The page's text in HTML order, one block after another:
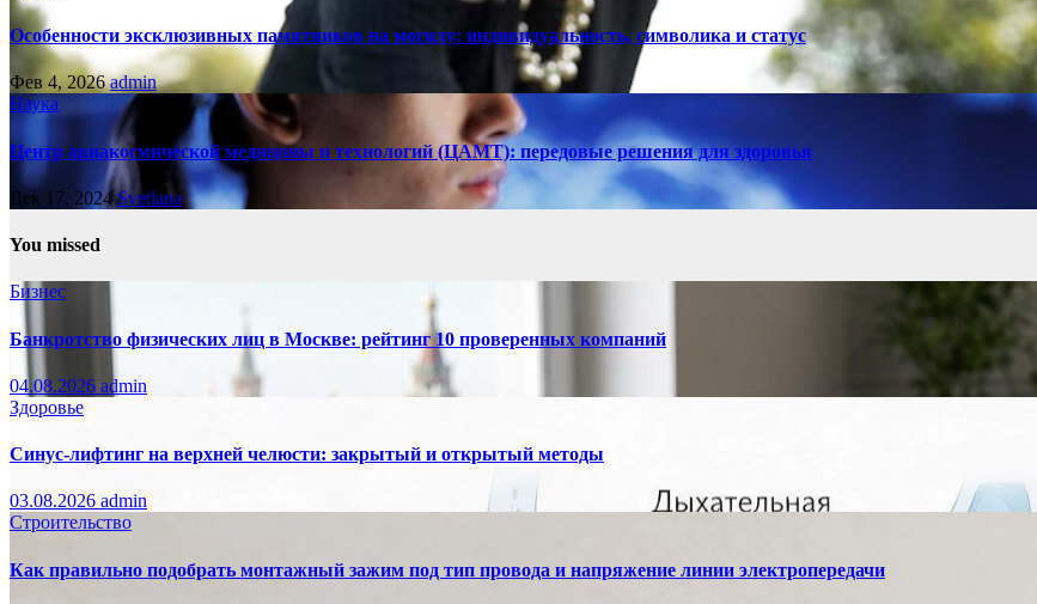
Особенности эксклюзивных памятников на могилу: индивидуальность, символика и статус
Фев 4, 2026admin
Наука
Центр авиакосмической медицины и технологий (ЦАМТ): передовые решения для здоровья
Дек 17, 2024Svetlana
You missed
Бизнес
Банкротство физических лиц в Москве: рейтинг 10 проверенных компаний
04.08.2026 admin
Здоровье
Синус-лифтинг на верхней челюсти: закрытый и открытый методы
03.08.2026 admin
Строительство
Как правильно подобрать монтажный зажим под тип провода и напряжение линии электропередачи